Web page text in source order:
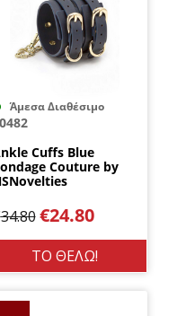
Άμεσα Διαθέσιμο
Cuffs Blue
Couture by
34.80 €24.80
ΤΟ ΘΕΛΩ!